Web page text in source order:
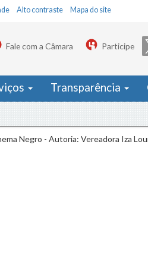
Alto contraste Mapa do site
Fale com a Câmara Participe
Transparência
Negro - Autoria: Vereadora Iza